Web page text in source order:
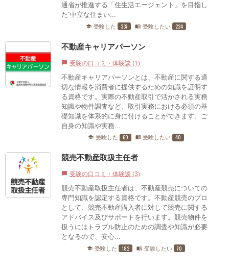
通省が推進する「住生活エージェント」を目指し
た“中立な住まい...
school 受験した 337 menu_book 受験したい 224
不動産キャリアパーソン
chat_bubble 受験の口コミ・体験談 (1)
不動産キャリアパーソンとは、不動産に関する適
切な情報を消費者に提供するための知識を証明す
る資格です。実際の不動産取引で活かされる実務
知識や物件調査など、取引実務における必須の基
礎知識を体系的に身に付けることができます。ご
自身の知識や実務...
school 受験した 60 menu_book 受験したい 40
競売不動産取扱主任者
chat_bubble 受験の口コミ・体験談 (3)
競売不動産取扱主任者は、不動産競売についての
専門知識を認定する資格です。不動産競売のプロ
として、競売不動産購入者に対して競売に関する
アドバイス及びサポートを行います。競売物件を
扱うにはトラブル防止のための調査や知識が必要
となるので、安心...
school 受験した 182 menu_book 受験したい 70